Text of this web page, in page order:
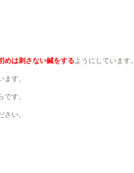
めは刺さない鍼をするようにしています。
す。
す。
い。